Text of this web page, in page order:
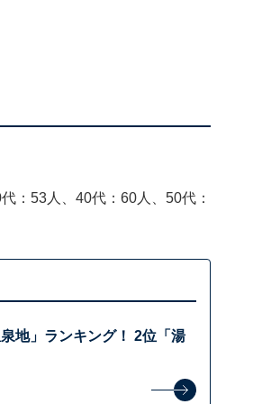
：53人、40代：60人、50代：
地」ランキング！ 2位「湯